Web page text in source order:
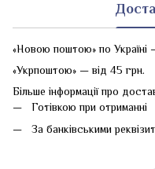
«Новою поштою» по Україні
«Укрпоштою» — від 45 грн.
Більше інформації про
Готівкою при отриманні
За банківськими